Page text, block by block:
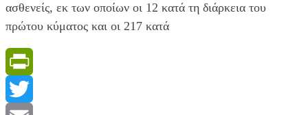
Φόβοι
να
μην
γίνει
η
Αττική
ασθενείς, εκ των οποίων οι 12 κατά τη διάρκεια του
πρώτου κύματος και οι 217 κατά
PrintFriendly